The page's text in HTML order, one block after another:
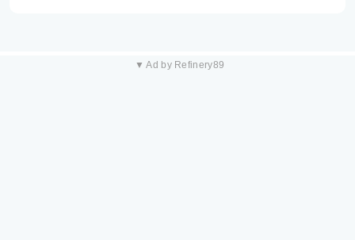
▼ Ad by Refinery89